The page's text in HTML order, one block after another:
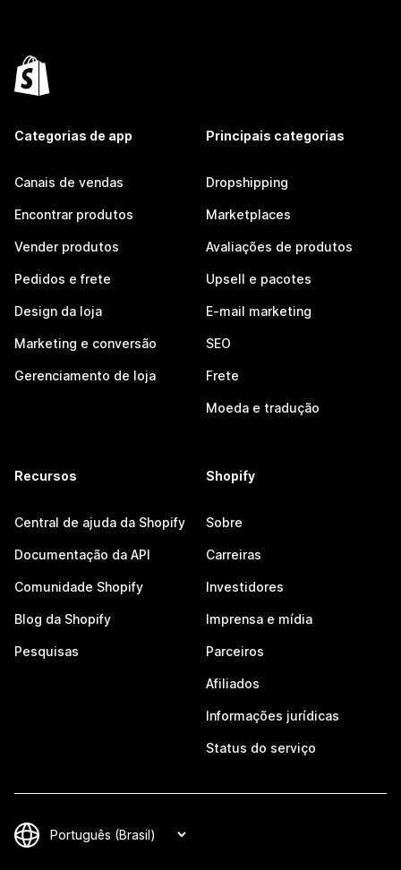
Categorias de app
Canais de vendas
Encontrar produtos
Vender produtos
Pedidos e frete
Design da loja
Marketing e conversão
Gerenciamento de loja
Principais categorias
Dropshipping
Marketplaces
Avaliações de produtos
Upsell e pacotes
E-mail marketing
SEO
Frete
Moeda e tradução
Recursos
Central de ajuda da Shopify
Documentação da API
Comunidade Shopify
Blog da Shopify
Pesquisas
Shopify
Sobre
Carreiras
Investidores
Imprensa e mídia
Parceiros
Afiliados
Informações jurídicas
Status do serviço